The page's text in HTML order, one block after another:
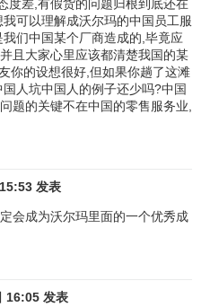
择了多种零售形式以针对
于沃尔玛全方位出击、抢占
代了曾经风靡整个美国的西
“下”两个阶层。沃尔玛针对
形式的品牌策略
开支的理想境地，争取到原
规模庞大，服务超级，出
较起来西尔斯出售的商品
度差,有假货的问题归根到底还在
可以理解成沃尔玛的中国员工服
们中国某个厂商造成的,毕竟应
且大家心里应该都清楚我国的某
你的设想很好,但如果你趟了这滩
人坑中国人的例子还少吗?中国
题的关键不在中国的零售服务业,
发表
会成为沃尔玛里面的一个优秀成
16:05 发表